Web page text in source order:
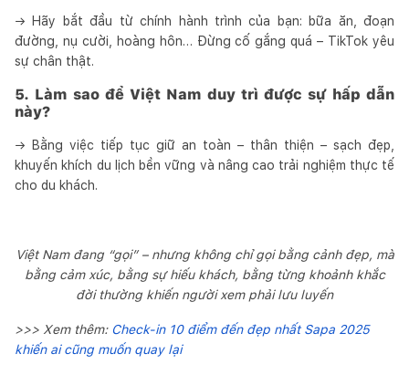
→ Hãy bắt đầu từ chính hành trình của bạn: bữa ăn, đoạn
đường, nụ cười, hoàng hôn… Đừng cố gắng quá – TikTok yêu
sự chân thật.
5. Làm sao để Việt Nam duy trì được sự hấp dẫn
này?
→ Bằng việc tiếp tục giữ an toàn – thân thiện – sạch đẹp,
khuyến khích du lịch bền vững và nâng cao trải nghiệm thực tế
cho du khách.
Việt Nam đang “gọi” – nhưng không chỉ gọi bằng cảnh đẹp, mà
bằng cảm xúc, bằng sự hiếu khách, bằng từng khoảnh khắc
đời thường khiến người xem phải lưu luyến
>>> Xem thêm: Check-in 10 điểm đến đẹp nhất Sapa 2025
khiến ai cũng muốn quay lại